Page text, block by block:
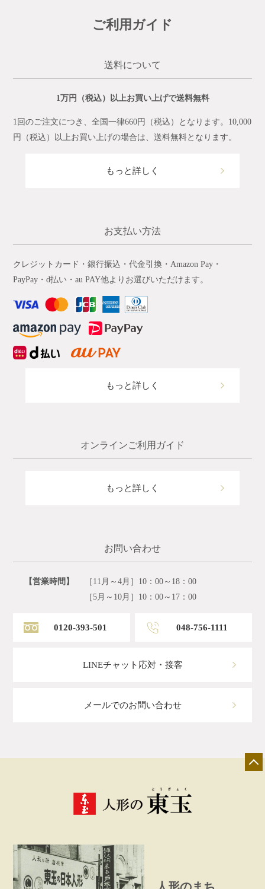
ご利用ガイド
送料について
1万円（税込）以上お買い上げで送料無料
1回のご注文につき、全国一律660円（税込）となります。10,000
円（税込）以上お買い上げの場合は、送料無料となります。
もっと詳しく
お支払い方法
クレジットカード・銀行振込・代金引換・Amazon Pay・
PayPay・d払い・au PAY他よりお選びいただけます。
もっと詳しく
オンラインご利用ガイド
もっと詳しく
お問い合わせ
【営業時間】
［11月～4月］10：00～18：00
［5月～10月］10：00～17：00
0120-393-501 048-756-1111
LINEチャット応対・接客
メールでのお問い合わせ
店舗一覧 展示会情報